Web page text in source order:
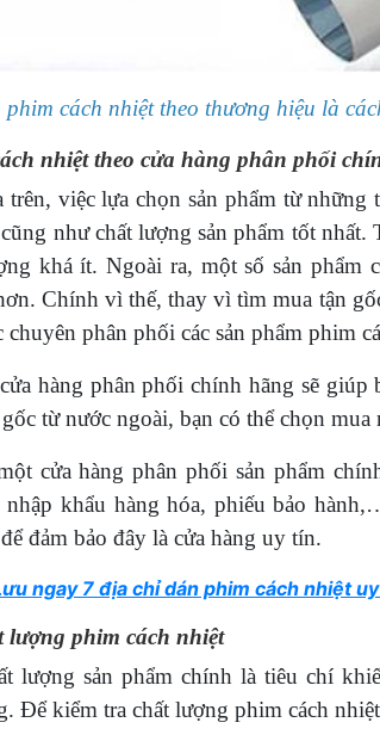
phim cách nhiệt theo thương hiệu là
nhiệt theo cửa hàng phân phối
trên, việc lựa chọn sản phẩm từ
như chất lượng sản phẩm tốt
khá ít. Ngoài ra, một số sản phẩm
Chính vì thế, thay vì tìm mua tận
chuyên phân phối các sản phẩm phim
hàng phân phối chính hãng sẽ
từ nước ngoài, bạn có thể chọn
cửa hàng phân phối sản phẩm
khẩu hàng hóa, phiếu bảo
đảm bảo đây là cửa hàng uy tín.
ngay 7 địa chỉ dán phim cách nhiệt
lượng phim cách nhiệt
lượng sản phẩm chính là tiêu chí
Để kiểm tra chất lượng phim cách